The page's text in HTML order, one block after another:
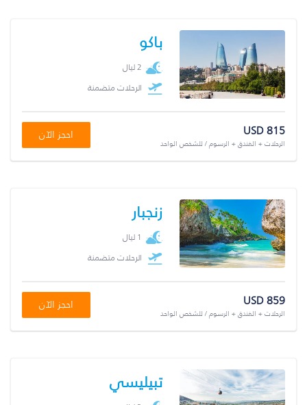
باكو
2 ليال
الرحلات متضمنة
USD 815
الرحلات + الفندق + الرسوم / للشخص الواحد
احجز الآن
زنجبار
1 ليال
الرحلات متضمنة
USD 859
الرحلات + الفندق + الرسوم / للشخص الواحد
احجز الآن
تبيليسي